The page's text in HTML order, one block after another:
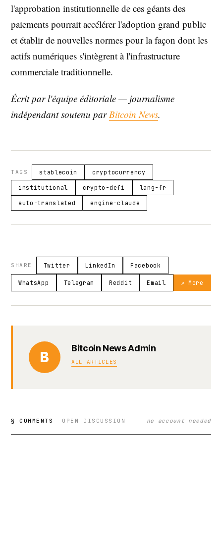
l'approbation institutionnelle de ces géants des
paiements pourrait accélérer l'adoption grand public
et établir de nouvelles normes pour la façon dont les
actifs numériques s'intègrent à l'infrastructure
commerciale traditionnelle.
Écrit par l'équipe éditoriale — journalisme
indépendant soutenu parBitcoin News.
TAGS stablecoin cryptocurrency
institutional crypto-defi lang-fr
auto-translated engine-claude
SHARE Twitter LinkedIn Facebook
WhatsApp Telegram Reddit Email ↗ More
B
Bitcoin News Admin
ALL ARTICLES
§ COMMENTS OPEN DISCUSSION no account needed